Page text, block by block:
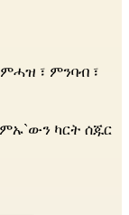
፣ ምንባብ ፣
ካርት ሰጁር